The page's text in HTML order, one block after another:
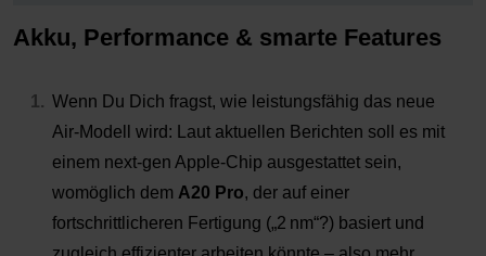
Akku, Performance & smarte Features
Wenn Du Dich fragst, wie leistungsfähig das neue
Air‑Modell wird: Laut aktuellen Berichten soll es mit
einem next‑gen Apple‑Chip ausgestattet sein,
womöglich dem A20 Pro, der auf einer
fortschrittlicheren Fertigung („2 nm“?) basiert und